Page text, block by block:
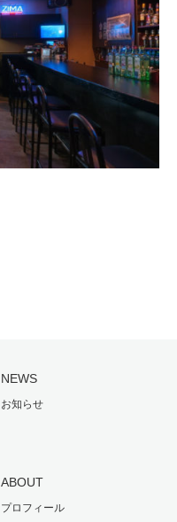
NEWS
お知らせ
ABOUT
プロフィール